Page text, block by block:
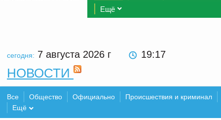
Ещё
сегодня: 7 августа 2026 г 19:17
НОВОСТИ
Все Общество Официально
Происшествия и криминал
Ещё